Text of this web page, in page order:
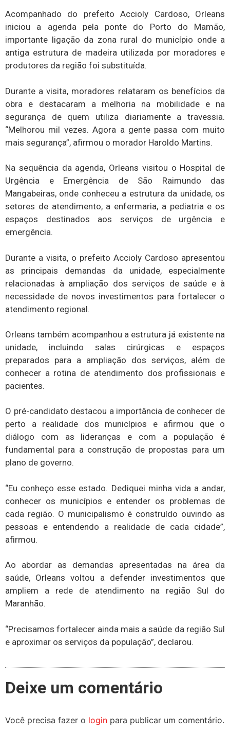
Acompanhado do prefeito Accioly Cardoso, Orleans
iniciou a agenda pela ponte do Porto do Mamão,
importante ligação da zona rural do município onde a
antiga estrutura de madeira utilizada por moradores e
produtores da região foi substituída.
Durante a visita, moradores relataram os benefícios da
obra e destacaram a melhoria na mobilidade e na
segurança de quem utiliza diariamente a travessia.
“Melhorou mil vezes. Agora a gente passa com muito
mais segurança”, afirmou o morador Haroldo Martins.
Na sequência da agenda, Orleans visitou o Hospital de
Urgência e Emergência de São Raimundo das
Mangabeiras, onde conheceu a estrutura da unidade, os
setores de atendimento, a enfermaria, a pediatria e os
espaços destinados aos serviços de urgência e
emergência.
Durante a visita, o prefeito Accioly Cardoso apresentou
as principais demandas da unidade, especialmente
relacionadas à ampliação dos serviços de saúde e à
necessidade de novos investimentos para fortalecer o
atendimento regional.
Orleans também acompanhou a estrutura já existente na
unidade, incluindo salas cirúrgicas e espaços
preparados para a ampliação dos serviços, além de
conhecer a rotina de atendimento dos profissionais e
pacientes.
O pré-candidato destacou a importância de conhecer de
perto a realidade dos municípios e afirmou que o
diálogo com as lideranças e com a população é
fundamental para a construção de propostas para um
plano de governo.
“Eu conheço esse estado. Dediquei minha vida a andar,
conhecer os municípios e entender os problemas de
cada região. O municipalismo é construído ouvindo as
pessoas e entendendo a realidade de cada cidade”,
afirmou.
Ao abordar as demandas apresentadas na área da
saúde, Orleans voltou a defender investimentos que
ampliem a rede de atendimento na região Sul do
Maranhão.
“Precisamos fortalecer ainda mais a saúde da região Sul
e aproximar os serviços da população”, declarou.
Deixe um comentário
Você precisa fazer o login para publicar um comentário.